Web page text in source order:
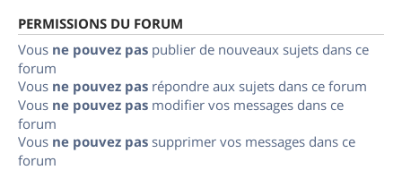
PERMISSIONS DU FORUM
Vous ne pouvez pas publier de nouveaux sujets dans ce
forum
Vous ne pouvez pas répondre aux sujets dans ce forum
Vous ne pouvez pas modifier vos messages dans ce
forum
Vous ne pouvez pas supprimer vos messages dans ce
forum